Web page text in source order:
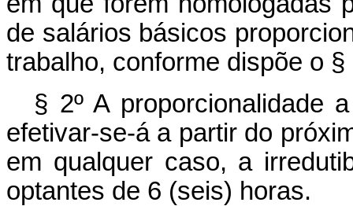
de salários básicos
trabalho, conforme dispõe o §
§ 2º A proporcionalidade
efetivar-se-á a partir do
em qualquer caso, a
optantes de 6 (seis) horas.